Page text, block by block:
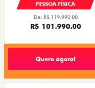
PESSOA FÍSICA
De: R$ 119.990,00
R$ 101.990,00
Quero agora!